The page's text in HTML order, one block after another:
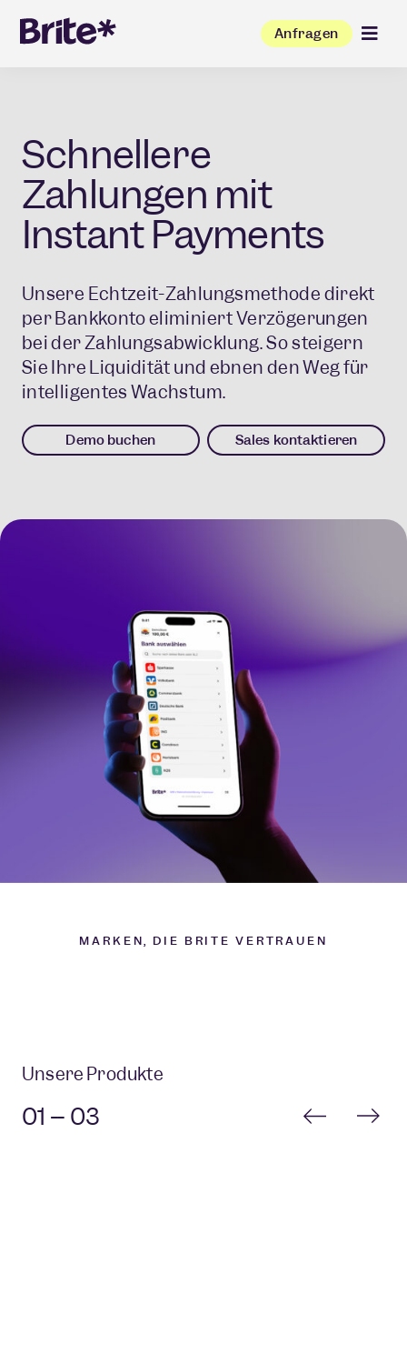
Anfragen
Schnellere
Zahlungen mit
Instant Payments
Unsere Echtzeit-Zahlungsmethode direkt
per Bankkonto eliminiert Verzögerungen
bei der Zahlungsabwicklung. So steigern
Sie Ihre Liquidität und ebnen den Weg für
intelligentes Wachstum.
Demo buchen Sales kontaktieren
MARKEN, DIE BRITE VERTRAUEN
Unsere Produkte
01 -- 03